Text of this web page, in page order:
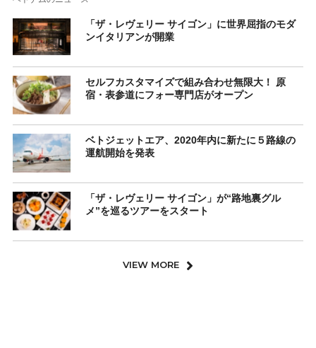
「ザ・レヴェリー サイゴン」に世界屈指のモダ
ンイタリアンが開業
セルフカスタマイズで組み合わせ無限大！ 原
宿・表参道にフォー専門店がオープン
ベトジェットエア、2020年内に新たに５路線の
運航開始を発表
「ザ・レヴェリー サイゴン」が“路地裏グル
メ”を巡るツアーをスタート
VIEW MORE